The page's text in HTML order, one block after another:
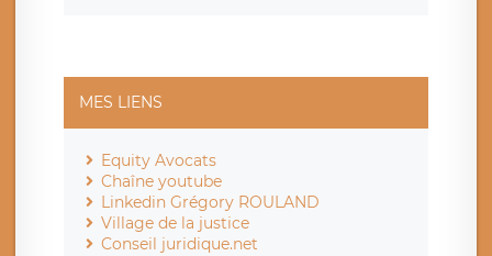
MES LIENS
Equity Avocats
Chaîne youtube
Linkedin Grégory ROULAND
Village de la justice
Conseil juridique.net